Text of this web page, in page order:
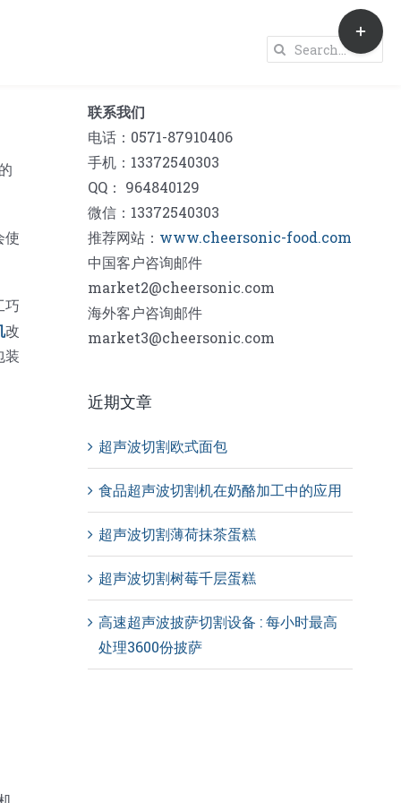
Search
使
巧
改
装
联系我们
电话：0571-87910406
手机：13372540303
QQ： 964840129
微信：13372540303
推荐网站： www.cheersonic-food.com
中国客户咨询邮件
market2@cheersonic.com
海外客户咨询邮件
market3@cheersonic.com
近期文章
超声波切割欧式面包
食品超声波切割机在奶酪加工中的应用
超声波切割薄荷抹茶蛋糕
超声波切割树莓千层蛋糕
高速超声波披萨切割设备 : 每小时最高
处理3600份披萨
Toggle
Sliding